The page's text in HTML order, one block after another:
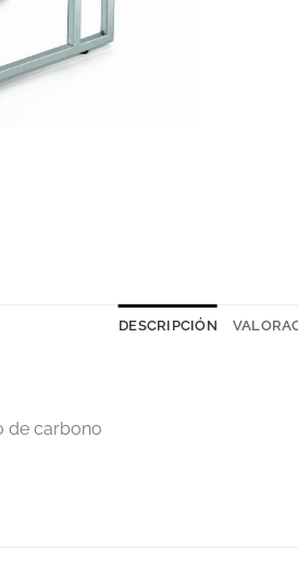
DESCRIPCIÓN
de carbono